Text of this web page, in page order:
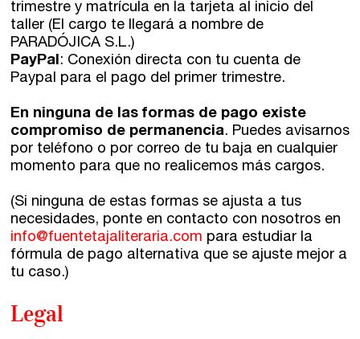
trimestre y matrícula en la tarjeta al inicio del
taller (El cargo te llegará a nombre de
PARADÓJICA S.L.)
PayPal: Conexión directa con tu cuenta de
Paypal para el pago del primer trimestre.
En ninguna de las formas de pago existe
compromiso de permanencia. Puedes avisarnos
por teléfono o por correo de tu baja en cualquier
momento para que no realicemos más cargos.
(Si ninguna de estas formas se ajusta a tus
necesidades, ponte en contacto con nosotros en
info@fuentetajaliteraria.com para estudiar la
fórmula de pago alternativa que se ajuste mejor a
tu caso.)
Legal